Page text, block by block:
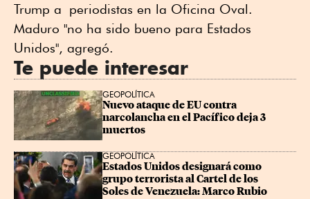
Trump a periodistas en la Oficina Oval.
Maduro "no ha sido bueno para Estados
Unidos", agregó.
Te puede interesar
GEOPOLÍTICA
Nuevo ataque de EU contra
narcolancha en el Pacífico deja 3
muertos
GEOPOLÍTICA
Estados Unidos designará como
grupo terrorista al Cartel de los
Soles de Venezuela: Marco Rubio